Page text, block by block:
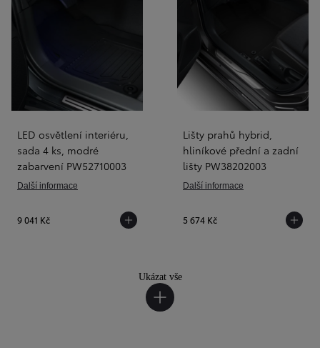
LED osvětlení interiéru,
sada 4 ks, modré
zabarvení PW52710003
Další informace
9 041 Kč
Lišty prahů hybrid,
hliníkové přední a zadní
lišty PW38202003
Další informace
5 674 Kč
Ukázat vše